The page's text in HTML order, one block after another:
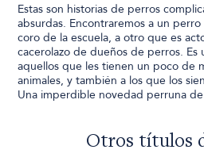
Estas son historias de perros
absurdas. Encontraremos a un
coro de la escuela, a otro que es
cacerolazo de dueños de perros.
aquellos que les tienen un poco de
animales, y también a los que los
Una imperdible novedad perruna de
Otros títulos